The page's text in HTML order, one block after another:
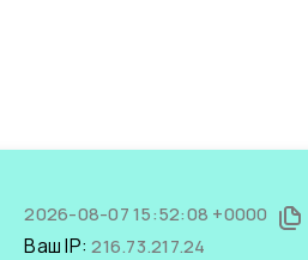
2026-08-07 15:52:08 +0000
Ваш IP:216.73.217.24